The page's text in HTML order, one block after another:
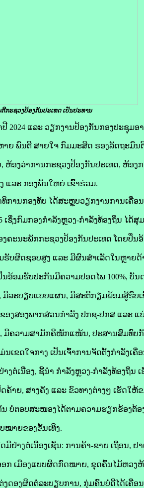
ກະຊວງປ້ອງກັນປະເທດ ​ເປັນ​ປະທານ
ແລະ ວຽກງານປ້ອງກັນກອງປະຊຸມອ
າຍ ພົນຕີ ສາຍໃຈ ກົມມະສິດ ຮອງລັດຖະມົນ
ອງວ່າການກະຊວງປ້ອງກັນປະເທດ, ຫ້ອງ
ແລະ ກອງພັນໃຫຍ່ ເຂົ້າຮ່ວມ.
ານກອງທັບ ໄດ້ສະຫຼຸບວຽກງານການເຄື່ອ
ຊິ່ງກົມກອງກໍາລັງຫຼວງ-ກໍາລັງທ້ອງຖິ່ນ ໄດ້ສຸ
ຄະນະພັກກະຊວງປ້ອງກັນປະເທດ ໂດຍປິ່ນ
ບຜິດຊອບສູງ ແລະ ມີຜົນສໍາເລັດໃນຫຼາຍດ້
ອ້ອມຮັບປະກັນມີຄວາມປອດໄພ 100%, ບັນ
ມີລະບຽບແບບແຜນ, ມີສະຕິກຽມພ້ອມສູ້ຮົບ
ງສອງພາກສ່ວນກໍາລັງ ປກຊ-ປກສ ແລະ ແ
, ມີຄວາມສາມັກຄີໜັກແໜ້ນ, ປະສານສົມທົບ
ນເຂດໃຈກາງ ເປັນເຈົ້າການຈັດຕັ້ງກຳລັງເ
ຕໍ່ເນື່ອງ, ຊີ້ນຳ ກຳລັງຫຼວງ-ກຳລັງທ້ອງຖິ່ນ
າຍ, ສາງຄັງ ແລະ ຂົວທາງຕ່າງໆ ເຮັດໃຫ້
ນ ບໍ່ຕອບສະໜອງໄດ້ຕາມຄວາມຮຽກຮ້ອງຕ້
ໝາຍຂອງຂັ້ນເທິງ.
າງຕໍ່ເນື່ອງເຊັ່ນ: ການຄ້າ-ຂາຍ ເຖື່ອນ, ຢາ
ກ ເມືອງແບບຜິດກົດໝາຍ, ຂຸດຄົ້ນໄມ້ຫວງ
ດອງຜິດຕໍ່ລະບຽບການ, ກຸ່ມຄົນບໍ່ດີໄດ້ເຄື່ອ